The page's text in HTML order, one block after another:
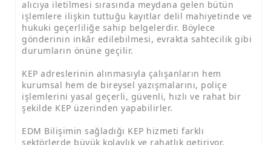
alıcıya iletilmesi sırasında meydana gelen bütün
işlemlere ilişkin tuttuğu kayıtlar delil mahiyetinde ve
hukuki geçerliliğe sahip belgelerdir. Böylece
gönderinin inkâr edilebilmesi, evrakta sahtecilik gibi
durumların önüne geçilir.
KEP adreslerinin alınmasıyla çalışanların hem
kurumsal hem de bireysel yazışmalarını, poliçe
işlemlerini yasal geçerli, güvenli, hızlı ve rahat bir
şekilde KEP üzerinden yapabilirler.
EDM Bilişimin sağladığı KEP hizmeti farklı
sektörlerde büyük kolaylık ve rahatlık getiriyor.